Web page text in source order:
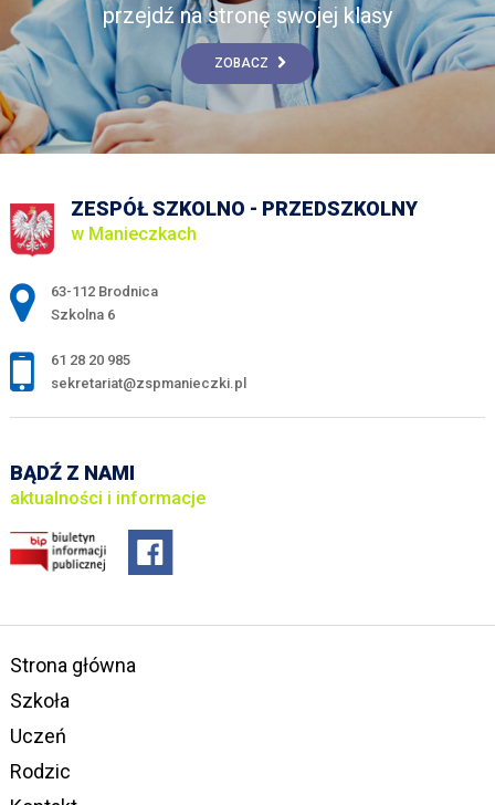
przejdź na stronę swojej klasy
ZOBACZ
ZESPÓŁ SZKOLNO - PRZEDSZKOLNY
w Manieczkach
Adres pocztowy:
63-112 Brodnica
Szkolna 6
61 28 20 985
sekretariat@zspmanieczki.pl
BĄDŹ Z NAMI
aktualności i informacje
Strona główna
Szkoła
Uczeń
Rodzic